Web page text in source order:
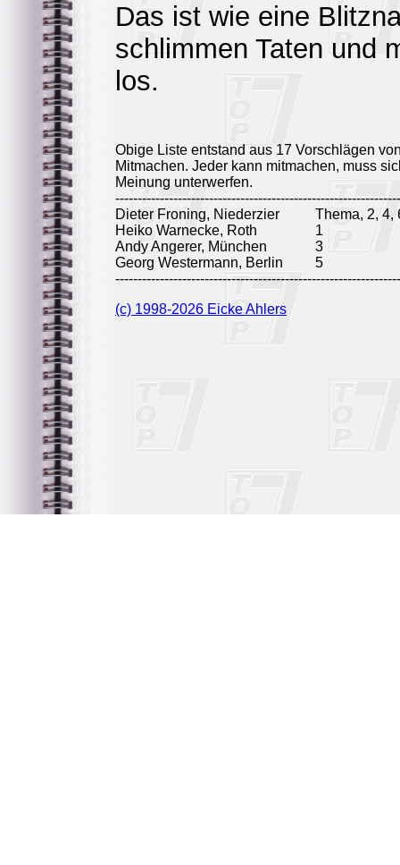
Das ist wie eine
schlimmen Taten und
los.
Obige Liste entstand aus 17 Vorschlägen
Mitmachen. Jeder kann mitmachen, muss
Meinung unterwerfen.
Dieter Froning, Niederzier
Thema, 2, 4,
Heiko Warnecke, Roth
1
Andy Angerer, München
3
Georg Westermann, Berlin
5
(c) 1998-2026 Eicke Ahlers